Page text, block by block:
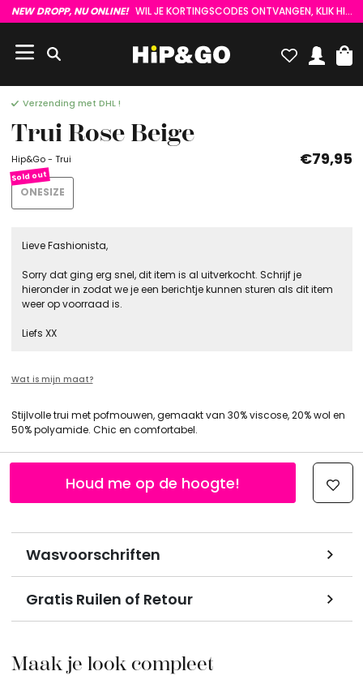
NEW DROPP, NU ONLINE! WIL JE KORTINGSCODES ONTVANGEN, KLIK HIER :)
Verzending met DHL !
Trui Rose Beige
Hip&Go - Trui €79,95
ONESIZE
Lieve Fashionista,
Sorry dat ging erg snel, dit item is al uitverkocht. Schrijf je
hieronder in zodat we je een berichtje kunnen sturen als dit item
weer op voorraad is.
Liefs XX
Wat is mijn maat?
Stijlvolle trui met pofmouwen, gemaakt van 30% viscose, 20% wol en
50% polyamide. Chic en comfortabel.
Wasvoorschriften
Gratis Ruilen of Retour
Houd me op de hoogte!
Maak je look compleet